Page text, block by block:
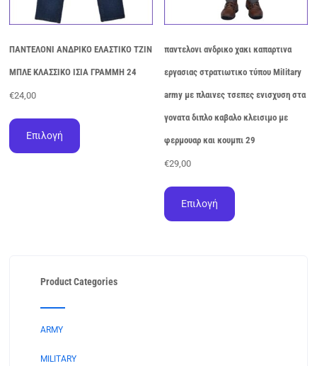
ΠΑΝΤΕΛΟΝΙ ΑΝΔΡΙΚΟ ΕΛΑΣΤΙΚΟ ΤΖΙΝ
ΜΠΛΕ ΚΛΑΣΣΙΚΟ ΙΣΙΑ ΓΡΑΜΜΗ 24
€24,00
Επιλογή
προϊόν
στη
παντελονι ανδρικο χακι καπαρτινα
εργασιας στρατιωτικο τύπoυ ΜiIitary
army με πλαινες τσεπες ενισχυση στα
γονατα διπλο καβαλο κλεισιμο με
φερμουαρ και κουμπι 29
€29,00
Επιλογή
προϊόν
Product Categories
ARMY
MILITARY